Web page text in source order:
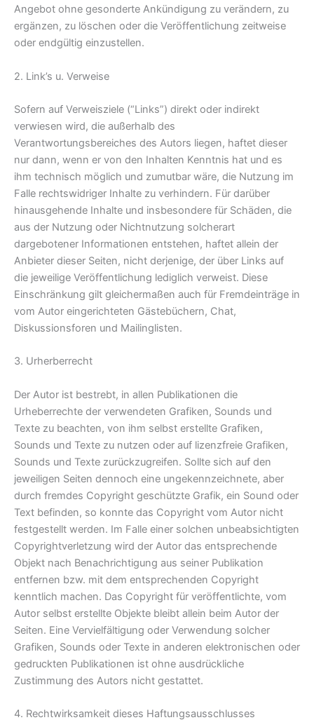
Angebot ohne gesonderte Ankündigung zu verändern, zu
ergänzen, zu löschen oder die Veröffentlichung zeitweise
oder endgültig einzustellen.
2. Link’s u. Verweise
Sofern auf Verweisziele (“Links”) direkt oder indirekt
verwiesen wird, die außerhalb des
Verantwortungsbereiches des Autors liegen, haftet dieser
nur dann, wenn er von den Inhalten Kenntnis hat und es
ihm technisch möglich und zumutbar wäre, die Nutzung im
Falle rechtswidriger Inhalte zu verhindern. Für darüber
hinausgehende Inhalte und insbesondere für Schäden, die
aus der Nutzung oder Nichtnutzung solcherart
dargebotener Informationen entstehen, haftet allein der
Anbieter dieser Seiten, nicht derjenige, der über Links auf
die jeweilige Veröffentlichung lediglich verweist. Diese
Einschränkung gilt gleichermaßen auch für Fremdeinträge in
vom Autor eingerichteten Gästebüchern, Chat,
Diskussionsforen und Mailinglisten.
3. Urherberrecht
Der Autor ist bestrebt, in allen Publikationen die
Urheberrechte der verwendeten Grafiken, Sounds und
Texte zu beachten, von ihm selbst erstellte Grafiken,
Sounds und Texte zu nutzen oder auf lizenzfreie Grafiken,
Sounds und Texte zurückzugreifen. Sollte sich auf den
jeweiligen Seiten dennoch eine ungekennzeichnete, aber
durch fremdes Copyright geschützte Grafik, ein Sound oder
Text befinden, so konnte das Copyright vom Autor nicht
festgestellt werden. Im Falle einer solchen unbeabsichtigten
Copyrightverletzung wird der Autor das entsprechende
Objekt nach Benachrichtigung aus seiner Publikation
entfernen bzw. mit dem entsprechenden Copyright
kenntlich machen. Das Copyright für veröffentlichte, vom
Autor selbst erstellte Objekte bleibt allein beim Autor der
Seiten. Eine Vervielfältigung oder Verwendung solcher
Grafiken, Sounds oder Texte in anderen elektronischen oder
gedruckten Publikationen ist ohne ausdrückliche
Zustimmung des Autors nicht gestattet.
4. Rechtwirksamkeit dieses Haftungsausschlusses